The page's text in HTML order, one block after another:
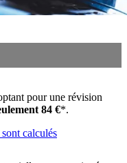
pour une révision
84 €*.
calculés